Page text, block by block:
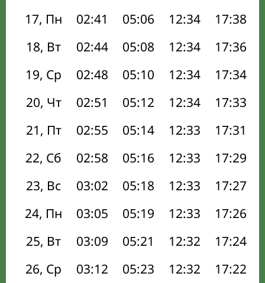
17, Пн
02:41 05:06 12:34 17:38
18, Вт
02:44 05:08 12:34 17:36
19, Ср
02:48 05:10 12:34 17:34
20, Чт
02:51 05:12 12:34 17:33
21, Пт
02:55 05:14 12:33 17:31
22, Сб
02:58 05:16 12:33 17:29
23, Вс
03:02 05:18 12:33 17:27
24, Пн
03:05 05:19 12:33 17:26
25, Вт
03:09 05:21 12:32 17:24
26, Ср
03:12 05:23 12:32 17:22